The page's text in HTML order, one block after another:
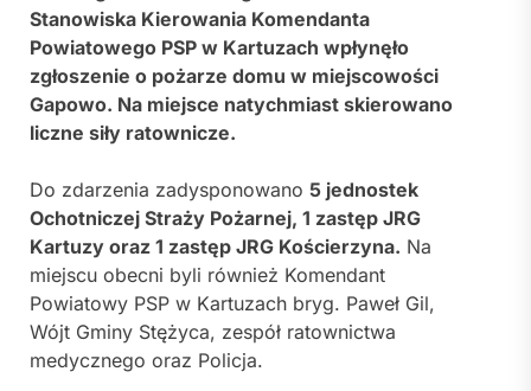
Stanowiska Kierowania Komendanta
Powiatowego PSP w Kartuzach wpłynęło
zgłoszenie o pożarze domu w miejscowości
Gapowo. Na miejsce natychmiast skierowano
liczne siły ratownicze.
Do zdarzenia zadysponowano 5 jednostek
Ochotniczej Straży Pożarnej, 1 zastęp JRG
Kartuzy oraz 1 zastęp JRG Kościerzyna. Na
miejscu obecni byli również Komendant
Powiatowy PSP w Kartuzach bryg. Paweł Gil,
Wójt Gminy Stężyca, zespół ratownictwa
medycznego oraz Policja.